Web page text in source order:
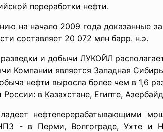
переработки нефти.
на начало 2009 года доказанные
составляет 20 072 млн барр. н.э.
разведки и добычи ЛУКОЙЛ
Компании является Западная
нефти выросла более чем в 1,6
России: в Казахстане, Египте,
нефтеперерабатывающими
- в Перми, Волгограде, Ухте и